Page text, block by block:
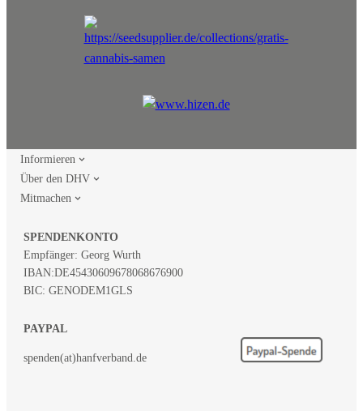
Informieren
Über den DHV
Mitmachen
SPENDENKONTO
Empfänger: Georg Wurth
IBAN:DE45430609678068676900
BIC: GENODEM1GLS
PAYPAL
spenden(at)hanfverband.de